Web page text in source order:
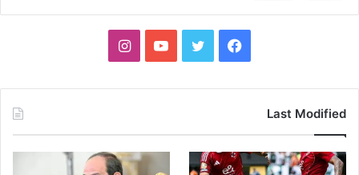
فيسبوك تويتر يوتيوبانستقرام
Last Modified